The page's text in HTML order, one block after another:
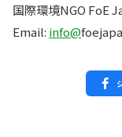
国際環境NGO FoE
Email: info@